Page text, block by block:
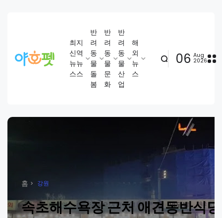
최
신
뉴
스
지
역
뉴
스
반
려
동
물
돌
봄
반
려
동
물
문
화
반
려
동
물
산
업
해
외
뉴
스
06 Aug
2026
홈 강원
속초해수욕장 근처 애견동반식당